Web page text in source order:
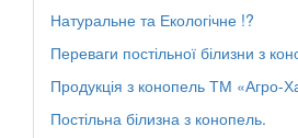
Натуральне та Екологічне !?
Переваги постільної білизни з
Продукція з конопель ТМ «Агро-
Постільна білизна з конопель.